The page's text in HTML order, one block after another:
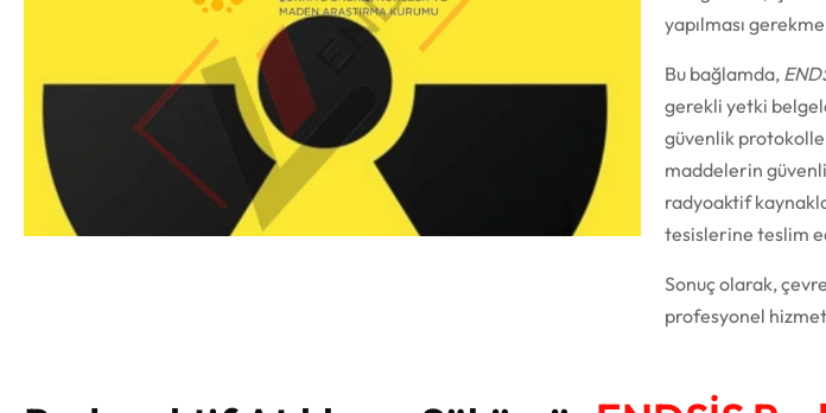
yapılması
Bu bağlamda,
gerekli yetki
güvenlik
maddelerin güvenli
radyoaktif
tesislerine teslim
Sonuç olarak,
profesyonel hizmet